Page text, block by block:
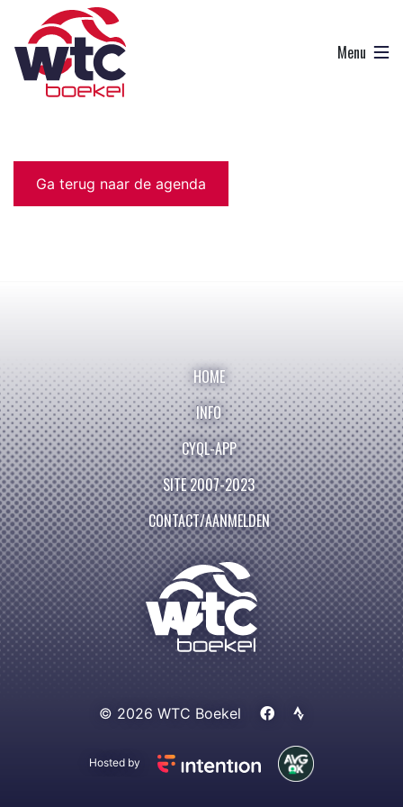
Ga terug naar de agenda
HOME
INFO
CYQL-APP
SITE 2007-2023
CONTACT/AANMELDEN
© 2026 WTC Boekel
Hosted by